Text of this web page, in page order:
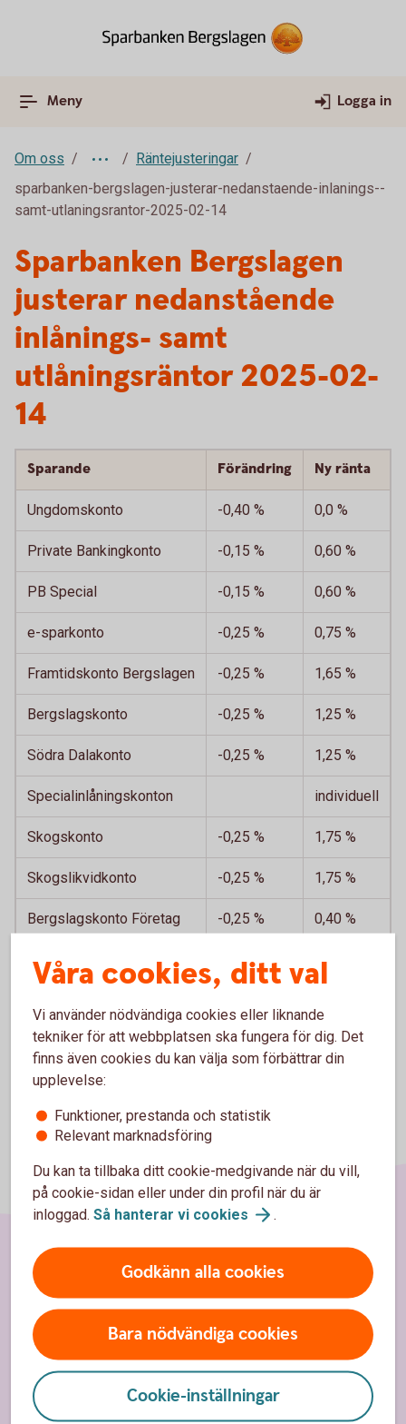
Meny Logga in
Om oss
Räntejusteringar
sparbanken-bergslagen-justerar-nedanstaende-inlanings--
samt-utlaningsrantor-2025-02-14
Sparbanken Bergslagen
justerar nedanstående
inlånings- samt
utlåningsräntor 2025-02-
14
Sparande Förändring Ny ränta
Ungdomskonto -0,40 % 0,0 %
Private Bankingkonto -0,15 % 0,60 %
PB Special -0,15 % 0,60 %
e-sparkonto -0,25 % 0,75 %
Framtidskonto Bergslagen -0,25 % 1,65 %
Bergslagskonto -0,25 % 1,25 %
Södra Dalakonto -0,25 % 1,25 %
Specialinlåningskonton individuell
Skogskonto -0,25 % 1,75 %
Skogslikvidkonto -0,25 % 1,75 %
Bergslagskonto Företag -0,25 % 0,40 %
Våra cookies, ditt val
Vi använder nödvändiga cookies eller liknande
tekniker för att webbplatsen ska fungera för dig. Det
finns även cookies du kan välja som förbättrar din
upplevelse:
Funktioner, prestanda och statistik
Relevant marknadsföring
Du kan ta tillbaka ditt cookie-medgivande när du vill,
på cookie-sidan eller under din profil när du är
inloggad. Så hanterar vi cookies .
Godkänn alla cookies
Bara nödvändiga cookies
Cookie-inställningar
Sidfot
Hitta snabbt
Kundservice
Spärrhjälp
Hitta bankkontor